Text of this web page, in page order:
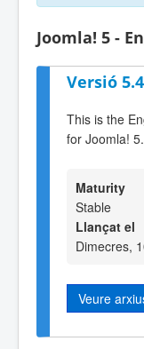
Joomla! 5 -
Versió
This is the
for Joomla!
Maturity
Stable
Llançat el
Dimecres,
Veure